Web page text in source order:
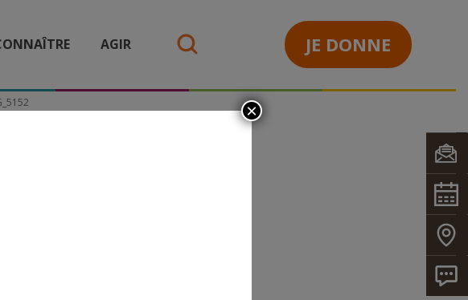
AGIR JE DONNE
×